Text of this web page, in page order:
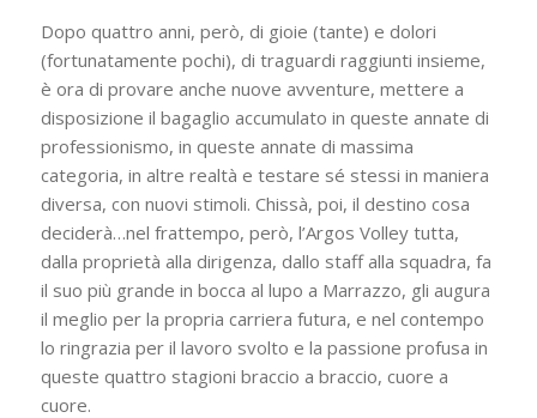
Dopo quattro anni, però, di gioie (tante) e dolori
(fortunatamente pochi), di traguardi raggiunti insieme,
è ora di provare anche nuove avventure, mettere a
disposizione il bagaglio accumulato in queste annate di
professionismo, in queste annate di massima
categoria, in altre realtà e testare sé stessi in maniera
diversa, con nuovi stimoli. Chissà, poi, il destino cosa
deciderà…nel frattempo, però, l’Argos Volley tutta,
dalla proprietà alla dirigenza, dallo staff alla squadra, fa
il suo più grande in bocca al lupo a Marrazzo, gli augura
il meglio per la propria carriera futura, e nel contempo
lo ringrazia per il lavoro svolto e la passione profusa in
queste quattro stagioni braccio a braccio, cuore a
cuore.